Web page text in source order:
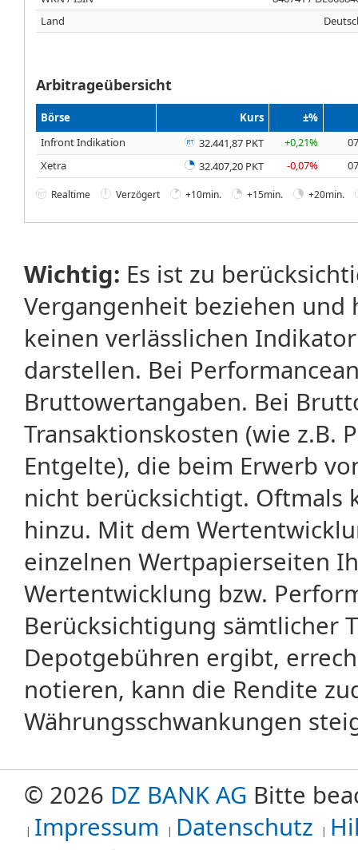
Land
Arbitrageübersicht
Börse Kurs
±%
Infront Indikation
32.441,87 PKT +0,21%
Xetra
32.407,20 PKT -0,07%
Realtime Verzögert +10min. +15min. +20min.
Wichtig: Es ist zu
Vergangenheit beziehen
keinen verlässlichen
darstellen. Bei
Bruttowertangaben. Bei
Transaktionskosten (wie z.B.
Entgelte), die beim Erwerb
nicht berücksichtigt. Oftmals
hinzu. Mit dem
einzelnen Wertpapierseiten
Wertentwicklung bzw.
Berücksichtigung sämtlicher
Depotgebühren ergibt,
notieren, kann die Rendite
Währungsschwankungen
© 2026 DZ BANK AG Bitte
Impressum
Datenschutz